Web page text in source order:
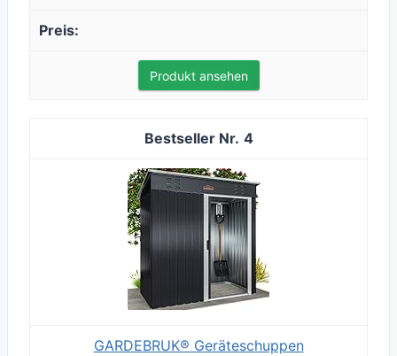
Produkt ansehen
4
GARDEBRUK® Geräteschuppen